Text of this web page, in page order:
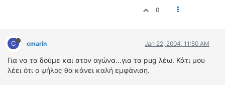
0
C cmarin Jan 22, 2004, 11:50 AM
Για να τα δούμε και στον αγώνα...για τα pug λέω. Κάτι μου
λέει ότι ο ψήλος θα κάνει καλή εμφάνιση.